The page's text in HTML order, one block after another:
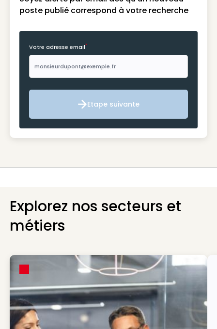
poste publié correspond à votre recherche
Votre adresse email*
Etape suivante
Etape suivante
Explorez nos secteurs et
métiers